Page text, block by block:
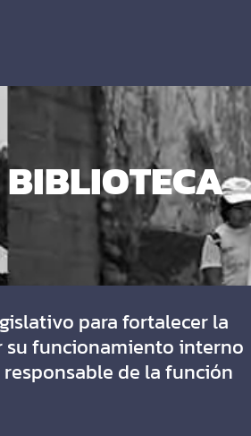
BIBLIOTECA
para fortalecer la
su funcionamiento interno
de la función